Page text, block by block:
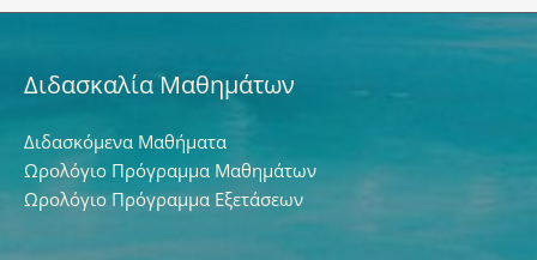
Διδασκαλία Μαθημάτων
Διδασκόμενα Μαθήματα
Ωρολόγιο Πρόγραμμα Μαθημάτων
Ωρολόγιο Πρόγραμμα Εξετάσεων